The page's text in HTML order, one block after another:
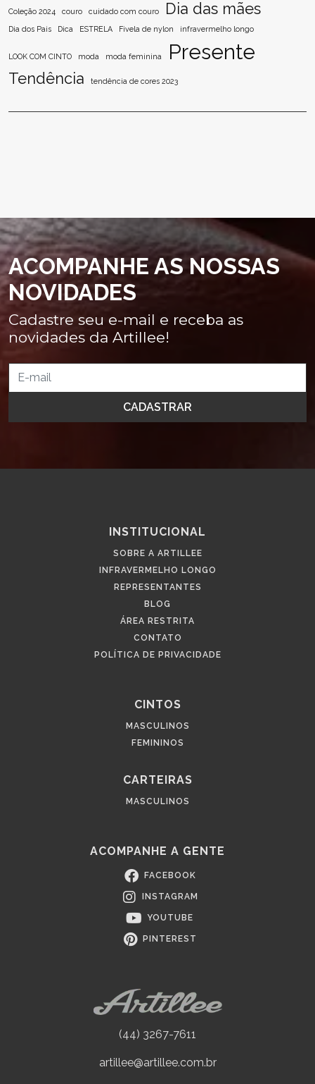
Coleção 2024 couro cuidado com couro Dia das mães
Dia dos Pais Dica ESTRELA Fivela de nylon infravermelho longo
LOOK COM CINTO moda moda feminina Presente
Tendência tendência de cores 2023
ACOMPANHE AS NOSSAS
NOVIDADES
Cadastre seu e-mail e receba as
novidades da Artillee!
INSTITUCIONAL
SOBRE A ARTILLEE
INFRAVERMELHO LONGO
REPRESENTANTES
BLOG
ÁREA RESTRITA
CONTATO
POLÍTICA DE PRIVACIDADE
CINTOS
MASCULINOS
FEMININOS
CARTEIRAS
MASCULINOS
ACOMPANHE A GENTE
FACEBOOK
INSTAGRAM
YOUTUBE
PINTEREST
(44) 3267-7611
artillee@artillee.com.br